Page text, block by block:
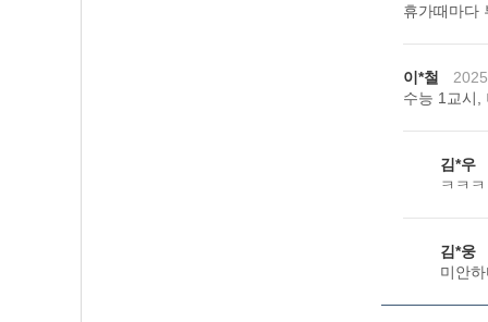
휴가때마다
이*철
수능 1교시,
김*우
ㅋㅋ
김*웅
미안